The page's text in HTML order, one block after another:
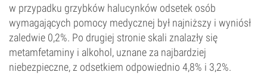
w przypadku grzybków halucynków odsetek osób
wymagających pomocy medycznej był najniższy i wyniósł
zaledwie 0,2%. Po drugiej stronie skali znalazły się
metamfetaminy i alkohol, uznane za najbardziej
niebezpieczne, z odsetkiem odpowiednio 4,8% i 3,2%.